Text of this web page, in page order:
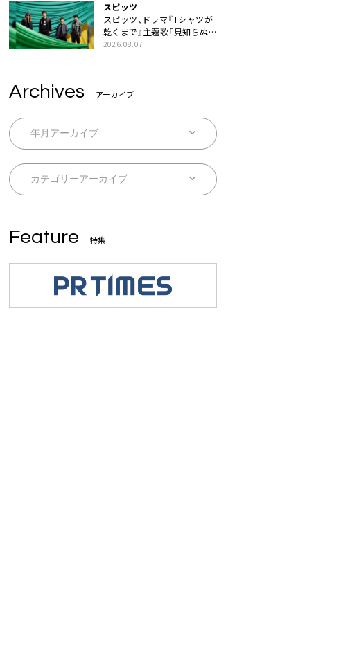
スピッツ
スピッツ、ドラマ『Tシャツが
乾くまで』主題歌「見知らぬ
糸」本日配信。ドラマとのSP
2026.08.07
Archives アーカイブ
Feature 特集